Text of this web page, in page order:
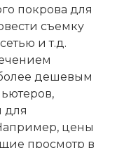
покрова для
съемку
и т.д.
более дешевым
для
цены
просмотр в